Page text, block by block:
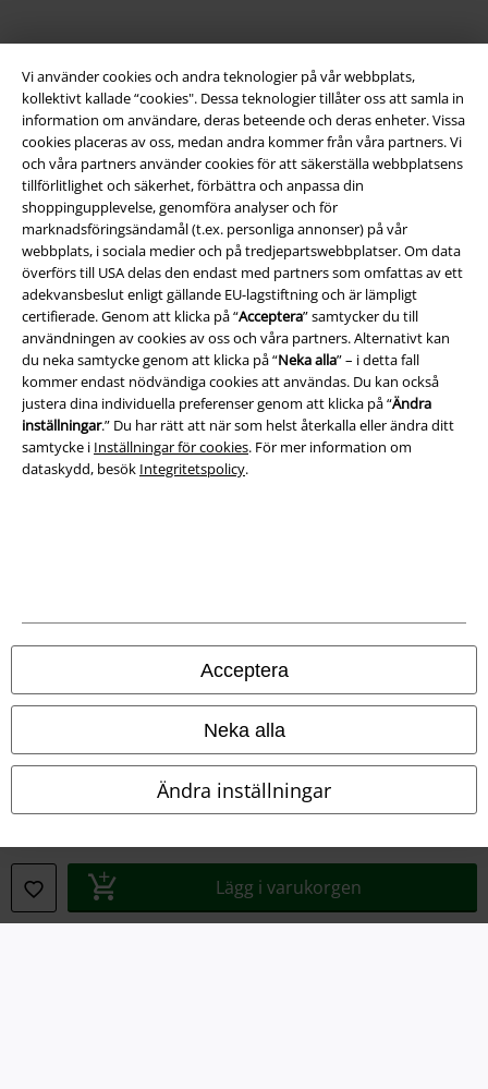
Vi använder cookies och andra teknologier på vår webbplats,
kollektivt kallade “cookies". Dessa teknologier tillåter oss att samla in
information om användare, deras beteende och deras enheter. Vissa
cookies placeras av oss, medan andra kommer från våra partners. Vi
och våra partners använder cookies för att säkerställa webbplatsens
tillförlitlighet och säkerhet, förbättra och anpassa din
shoppingupplevelse, genomföra analyser och för
marknadsföringsändamål (t.ex. personliga annonser) på vår
webbplats, i sociala medier och på tredjepartswebbplatser. Om data
överförs till USA delas den endast med partners som omfattas av ett
adekvansbeslut enligt gällande EU-lagstiftning och är lämpligt
certifierade. Genom att klicka på “Acceptera” samtycker du till
användningen av cookies av oss och våra partners. Alternativt kan
du neka samtycke genom att klicka på “Neka alla” – i detta fall
kommer endast nödvändiga cookies att användas. Du kan också
justera dina individuella preferenser genom att klicka på “Ändra
inställningar.” Du har rätt att när som helst återkalla eller ändra ditt
samtycke i Inställningar för cookies. För mer information om
dataskydd, besök Integritetspolicy.
Acceptera
Neka alla
Ändra inställningar
Lägg i varukorgen
Frakt
EMP-appen
Ladda ner EMP-appen nu och ta del av många fördelar!
Juridisk information/Villkor
Om oss